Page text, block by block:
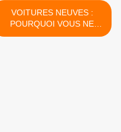
VOITURES NEUVES :
POURQUOI VOUS NE
POURREZ BIENTÔT PLUS